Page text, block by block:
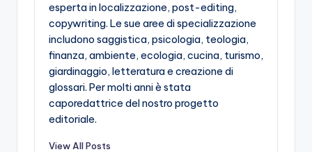
esperta in localizzazione, post-editing,
copywriting. Le sue aree di specializzazione
includono saggistica, psicologia, teologia,
finanza, ambiente, ecologia, cucina, turismo,
giardinaggio, letteratura e creazione di
glossari. Per molti anni è stata
caporedattrice del nostro progetto
editoriale.
View All Posts